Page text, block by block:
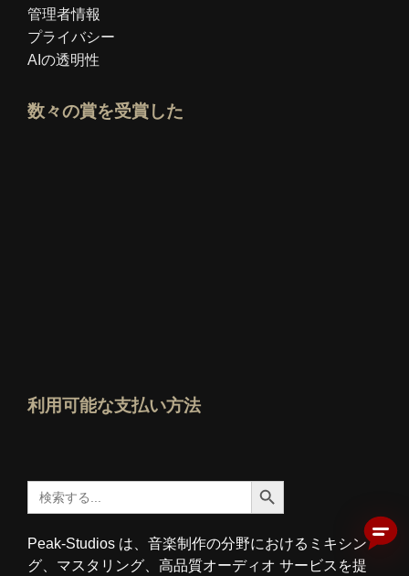
管理者情報
プライバシー
AIの透明性
数々の賞を受賞した
利用可能な支払い方法
検
索
す
検索ボタン
Peak-Studios は、音楽制作の分野におけるミキシン
グ、マスタリング、高品質オーディオ サービスを提